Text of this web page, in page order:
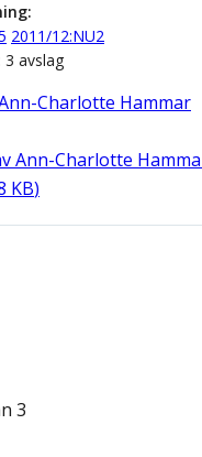
2011/12:NU2
3 avslag
Charlotte Hammar
Ann-Charlotte
KB)
3